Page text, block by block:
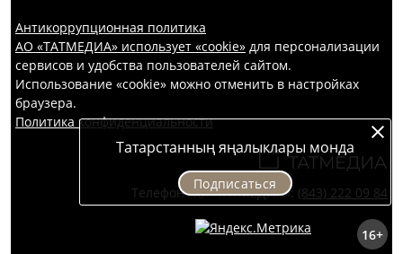
Татарстанның яңалыклары монда
Подписаться
Антикоррупционная политика
АО «ТАТМЕДИА» использует «cookie» для персонализации
сервисов и удобства пользователей сайтом.
Использование «cookie» можно отменить в настройках
браузера.
Политика конфиденциальности
Телефон АО «ТАТМЕДИА»: (843) 222 09 84
16+